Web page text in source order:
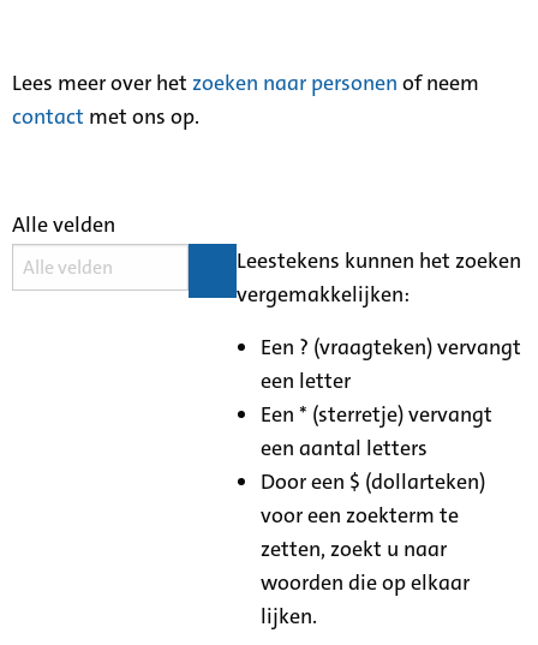
Lees meer over het zoeken naar personen of neem
contact met ons op.
Alle velden
Leestekens kunnen het zoeken
vergemakkelijken:
Een ? (vraagteken) vervangt
een letter
Een * (sterretje) vervangt
een aantal letters
Door een $ (dollarteken)
voor een zoekterm te
zetten, zoekt u naar
woorden die op elkaar
lijken.